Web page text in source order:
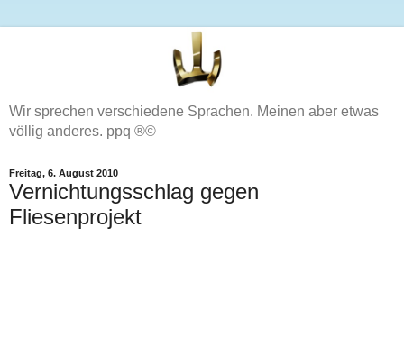
Wir sprechen verschiedene Sprachen. Meinen aber etwas
völlig anderes. ppq ®©
Freitag, 6. August 2010
Vernichtungsschlag gegen
Fliesenprojekt